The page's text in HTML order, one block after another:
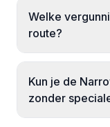
Welke
route?
Kun je de
zonder